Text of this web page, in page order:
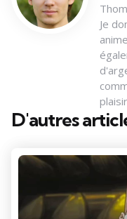
Je
D'autres